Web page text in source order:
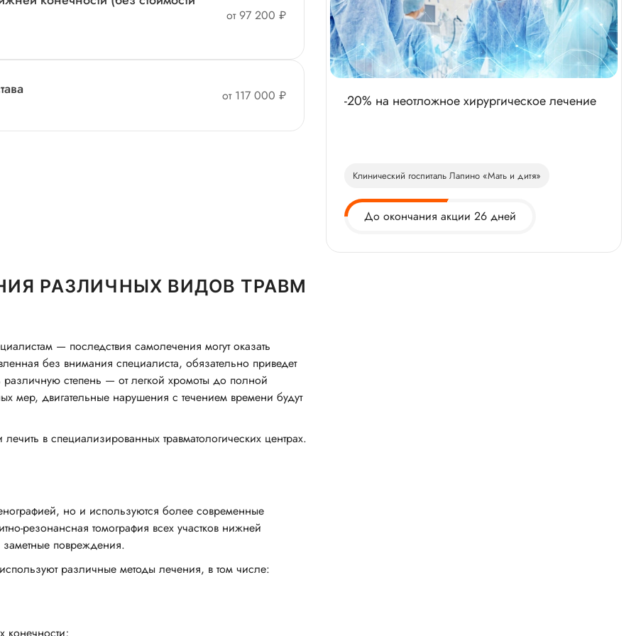
от 97 200 ₽
от 117 000 ₽ -20% на неотложное хирургическое лечение
Клинический госпиталь Лапино «Мать и дитя»
До окончания акции 26 дней
РАЗЛИЧНЫХ ВИДОВ ТРАВМ
— последствия самолечения могут оказать
без внимания специалиста, обязательно приведет
различную степень — от легкой хромоты до полной
мер, двигательные нарушения с течением времени будут
в специализированных травматологических центрах.
но и используются более современные
резонансная томография всех участков нижней
повреждения.
различные методы лечения, в том числе: